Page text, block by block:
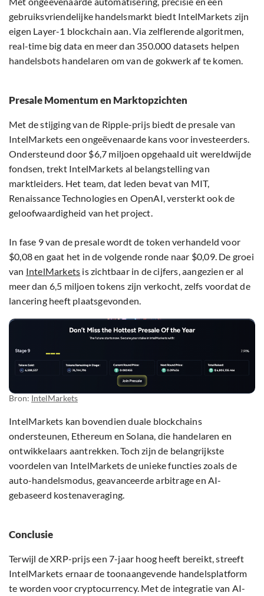
gebruiksvriendelijke handelsmarkt biedt IntelMarkets zijn
eigen Layer-1 blockchain aan. Via zelflerende algoritmen,
real-time big data en meer dan 350.000 datasets helpen
handelsbots handelaren om van de gokwerk af te komen.
Presale Momentum en Marktopzichten
Met de stijging van de Ripple-prijs biedt de presale van
IntelMarkets een ongeëvenaarde kans voor investeerders.
Ondersteund door $6,7 miljoen opgehaald uit wereldwijde
fondsen, trekt IntelMarkets al belangstelling van
marktleiders. Het team, dat leden bevat van MIT,
Renaissance Technologies en OpenAI, versterkt ook de
geloofwaardigheid van het project.
In fase 9 van de presale wordt de token verhandeld voor
$0,08 en gaat het in de volgende ronde naar $0,09. De groei
van IntelMarkets is zichtbaar in de cijfers, aangezien er al
meer dan 6,5 miljoen tokens zijn verkocht, zelfs voordat de
lancering heeft plaatsgevonden.
Bron: IntelMarkets
IntelMarkets kan bovendien duale blockchains
ondersteunen, Ethereum en Solana, die handelaren en
ontwikkelaars aantrekken. Toch zijn de belangrijkste
voordelen van IntelMarkets de unieke functies zoals de
auto-handelsmodus, geavanceerde arbitrage en AI-
gebaseerd kostenaveraging.
Conclusie
Terwijl de XRP-prijs een 7-jaar hoog heeft bereikt, streeft
IntelMarkets ernaar de toonaangevende handelsplatform
te worden voor cryptocurrency. Met de integratie van AI-